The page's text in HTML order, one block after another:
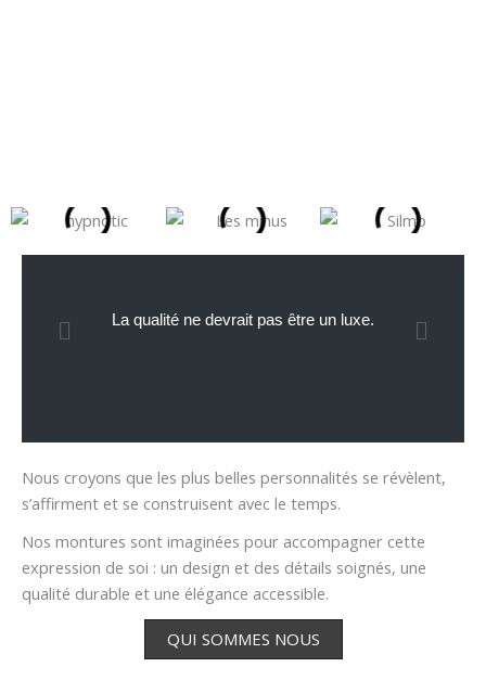
La qualité ne devrait pas être un luxe.
Nous croyons que les plus belles personnalités se révèlent,
s’affirment et se construisent avec le temps.
Nos montures sont imaginées pour accompagner cette
expression de soi : un design et des détails soignés, une
qualité durable et une élégance accessible.
QUI SOMMES NOUS